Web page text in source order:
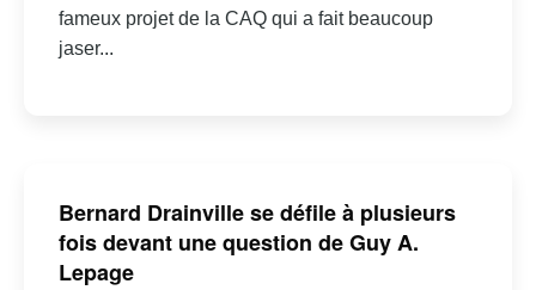
fameux projet de la CAQ qui a fait beaucoup
jaser...
Bernard Drainville se défile à plusieurs
fois devant une question de Guy A.
Lepage